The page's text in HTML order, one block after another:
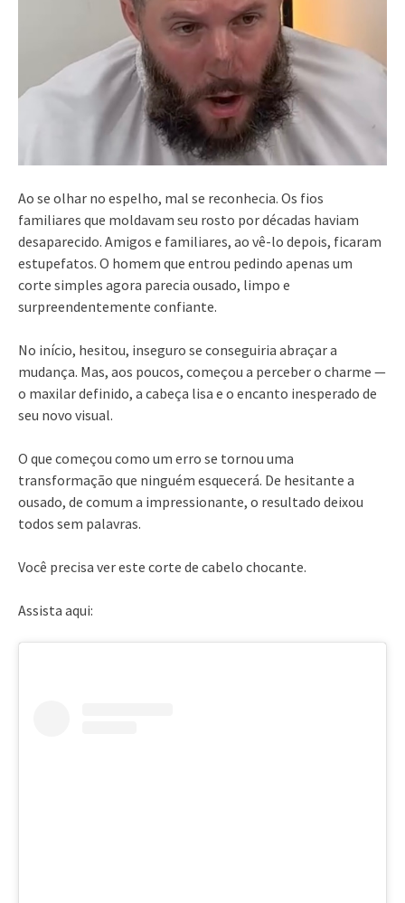
Ao se olhar no espelho, mal se reconhecia. Os fios
familiares que moldavam seu rosto por décadas haviam
desaparecido. Amigos e familiares, ao vê-lo depois, ficaram
estupefatos. O homem que entrou pedindo apenas um
corte simples agora parecia ousado, limpo e
surpreendentemente confiante.
No início, hesitou, inseguro se conseguiria abraçar a
mudança. Mas, aos poucos, começou a perceber o charme —
o maxilar definido, a cabeça lisa e o encanto inesperado de
seu novo visual.
O que começou como um erro se tornou uma
transformação que ninguém esquecerá. De hesitante a
ousado, de comum a impressionante, o resultado deixou
todos sem palavras.
Você precisa ver este corte de cabelo chocante.
Assista aqui: